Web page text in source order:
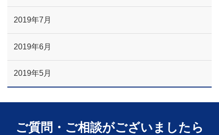
2019年7月
2019年6月
2019年5月
ご質問・ご相談がございましたら